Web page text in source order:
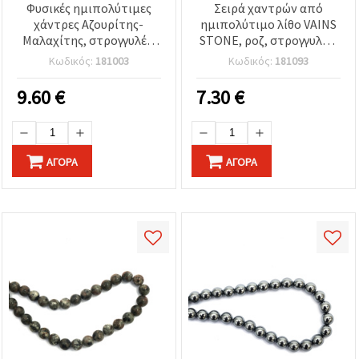
Φυσικές ημιπολύτιμες
χάντρες Αζουρίτης-
Μαλαχίτης, στρογγυλές,
κορδόνι 8 mm, ~46 τεμ.
Κωδικός: 181003
9.60€
ΑΓΟΡΆ
Σειρά χαντρών από
ημιπολύτιμο λίθο VAINS
STONE, ροζ, στρογγυλές,
8 mm, ~48 τεμ. για
κοσμήματα &
χειροτεχνίες
Κωδικός: 181093
7.30€
ΑΓΟΡΆ